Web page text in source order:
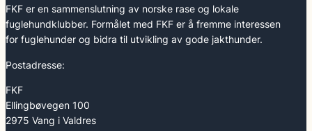
FKF er en sammenslutning av norske rase og lokale
fuglehundklubber. Formålet med FKF er å fremme interessen
for fuglehunder og bidra til utvikling av gode jakthunder.
Postadresse:
FKF
Ellingbøvegen 100
2975 Vang i Valdres